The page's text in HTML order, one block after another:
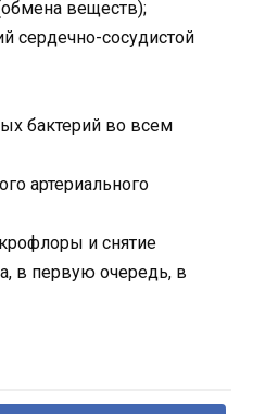
веществ);
сердечно-сосудистой
бактерий во всем
артериального
и снятие
в первую очередь, в